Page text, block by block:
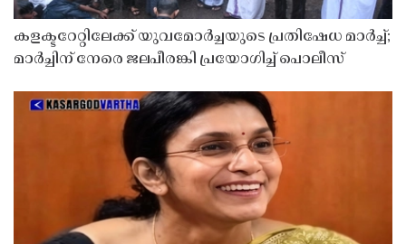
കളക്ടറേറ്റിലേക്ക് യുവമോർച്ചയുടെ പ്രതിഷേധ മാർച്ച്;
മാർച്ചിന് നേരെ ജലപീരങ്കി പ്രയോഗിച്ച് പൊലീസ്